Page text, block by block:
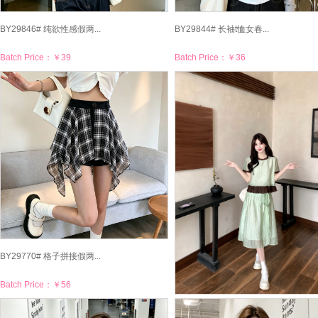
BY29846# 纯欲性感假两...
Batch Price： ￥39
BY29844# 长袖t恤女春...
Batch Price： ￥36
BY29770# 格子拼接假两...
Batch Price： ￥56
BY29737# 塞纳情书微胖...